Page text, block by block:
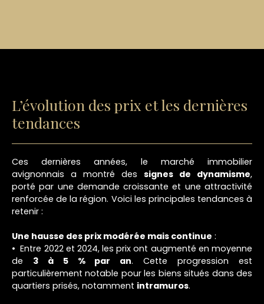
L’évolution des prix et les dernières
tendances
Ces dernières années, le marché immobilier
avignonnais a montré des signes de dynamisme,
porté par une demande croissante et une attractivité
renforcée de la région. Voici les principales tendances à
retenir :
Une hausse des prix modérée mais continue :
Entre 2022 et 2024, les prix ont augmenté en moyenne
de 3 à 5 % par an. Cette progression est
particulièrement notable pour les biens situés dans des
quartiers prisés, notamment intramuros.